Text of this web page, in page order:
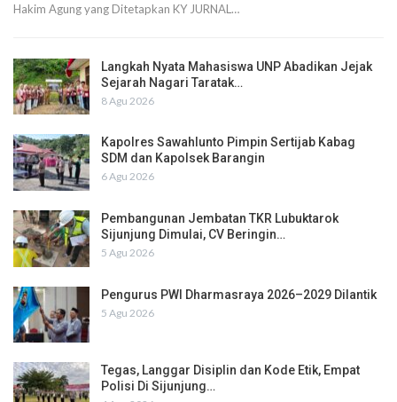
Hakim Agung yang Ditetapkan KY JURNAL…
Langkah Nyata Mahasiswa UNP Abadikan Jejak
Sejarah Nagari Taratak…
8 Agu 2026
Kapolres Sawahlunto Pimpin Sertijab Kabag
SDM dan Kapolsek Barangin
6 Agu 2026
Pembangunan Jembatan TKR Lubuktarok
Sijunjung Dimulai, CV Beringin…
5 Agu 2026
Pengurus PWI Dharmasraya 2026–2029 Dilantik
5 Agu 2026
Tegas, Langgar Disiplin dan Kode Etik, Empat
Polisi Di Sijunjung…